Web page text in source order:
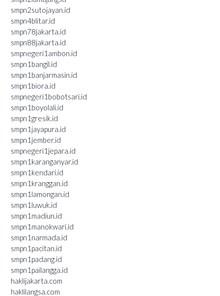
smpn2sutojayan.id
smpn4blitar.id
smpn78jakarta.id
smpn88jakarta.id
smpnegeri1ambon.id
smpn1bangil.id
smpn1banjarmasin.id
smpn1biora.id
smpnegeri1bobotsari.id
smpn1boyolali.id
smpn1gresik.id
smpn1jayapura.id
smpn1jember.id
smpnegeri1jepara.id
smpn1karanganyar.id
smpn1kendari.id
smpn1kranggan.id
smpn1lamongan.id
smpn1luwuk.id
smpn1madiun.id
smpn1manokwari.id
smpn1narmada.id
smpn1pacitan.id
smpn1padang.id
smpn1pailangga.id
haklijakarta.com
haklilangsa.com